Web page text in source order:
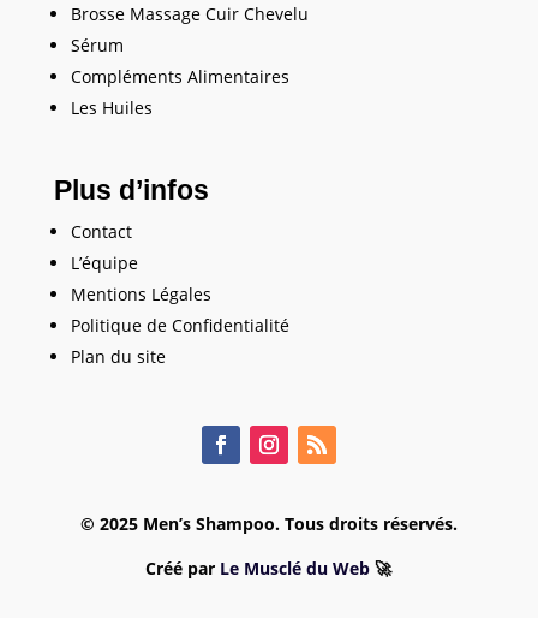
Brosse Massage Cuir Chevelu
Sérum
Compléments Alimentaires
Les Huiles
Plus d’infos
Contact
L’équipe
Mentions Légales
Politique de Confidentialité
Plan du site
© 2025 Men’s Shampoo. Tous droits réservés.
Créé par Le Musclé du Web 🚀